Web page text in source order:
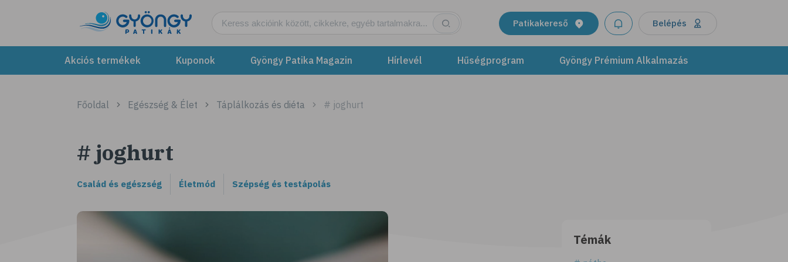
Patikakereső Belépés
Akciós termékek Kuponok Gyöngy Patika Magazin Hírlevél Hűségprogram Gyöngy Prémium Alkalmazás
Főoldal Egészség & Élet Táplálkozás és diéta # joghurt
# joghurt
Család és egészség Életmód Szépség és testápolás
Témák